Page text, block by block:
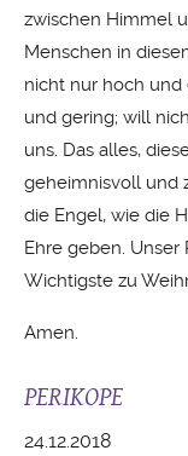
zwischen Himmel
Menschen in
nicht nur hoch und
und gering; will
uns. Das alles,
geheimnisvoll und
die Engel, wie die
Ehre geben.
Wichtigste zu
Amen.
PERIKOPE
24.12.2018